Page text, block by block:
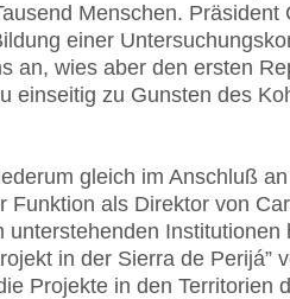
Menschen. Präsident
einer
an, wies aber den ersten
einseitig zu Gunsten des
gleich im Anschluß
Funktion als Direktor von
unterstehenden Institutionen
in der Sierra de Perijá”
Projekte in den Territorien